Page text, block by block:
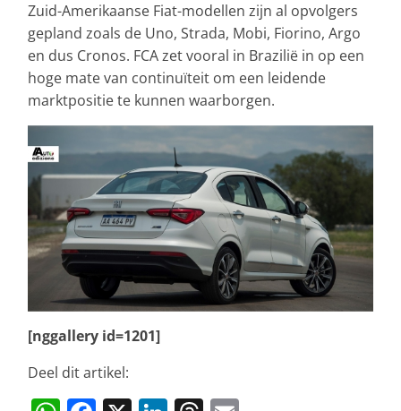
Zuid-Amerikaanse Fiat-modellen zijn al opvolgers
gepland zoals de Uno, Strada, Mobi, Fiorino, Argo
en dus Cronos. FCA zet vooral in Brazilië in op een
hoge mate van continuïteit om een leidende
marktpositie te kunnen waarborgen.
[nggallery id=1201]
Deel dit artikel: